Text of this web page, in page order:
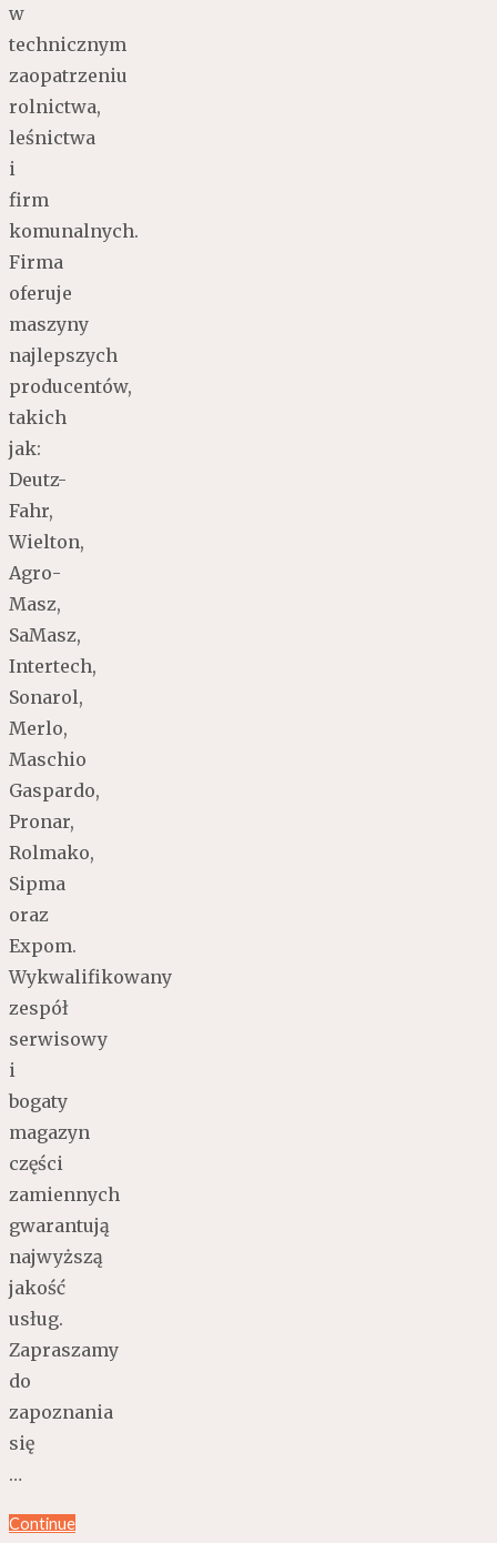
w
technicznym
zaopatrzeniu
rolnictwa,
leśnictwa
i
firm
komunalnych.
Firma
oferuje
maszyny
najlepszych
producentów,
takich
jak:
Deutz-
Fahr,
Wielton,
Agro-
Masz,
SaMasz,
Intertech,
Sonarol,
Merlo,
Maschio
Gaspardo,
Pronar,
Rolmako,
Sipma
oraz
Expom.
Wykwalifikowany
zespół
serwisowy
i
bogaty
magazyn
części
zamiennych
gwarantują
najwyższą
jakość
usług.
Zapraszamy
do
zapoznania
się
…
Continue